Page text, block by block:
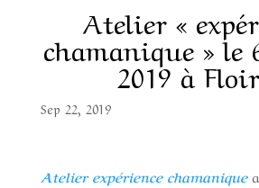
Atelier «
chamanique » le
2019 à
Sep 22, 2019
Atelier expérience chamanique